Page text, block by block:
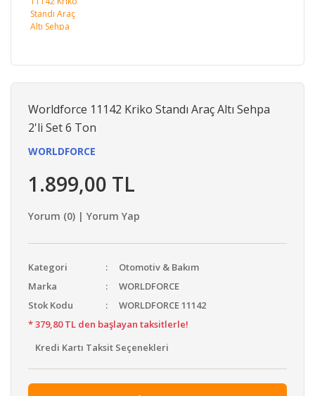
Worldforce 11142 Kriko Standı Araç Altı Sehpa
2'li Set 6 Ton
WORLDFORCE
1.899,00 TL
Yorum (0) | Yorum Yap
Kategori
Otomotiv & Bakım
Marka
WORLDFORCE
Stok Kodu
WORLDFORCE 11142
* 379,80 TL den başlayan taksitlerle!
Kredi Kartı Taksit Seçenekleri